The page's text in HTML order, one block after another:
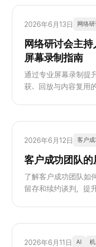
2026年6月13日 网络
网络研讨会主
屏幕录制指南
通过专业屏幕录制提
获、回放与内容复用
2026年6月12日 客户成
客户成功团队
了解客户成功团队如
留存和续约谈判，提
2026年6月11日 AI